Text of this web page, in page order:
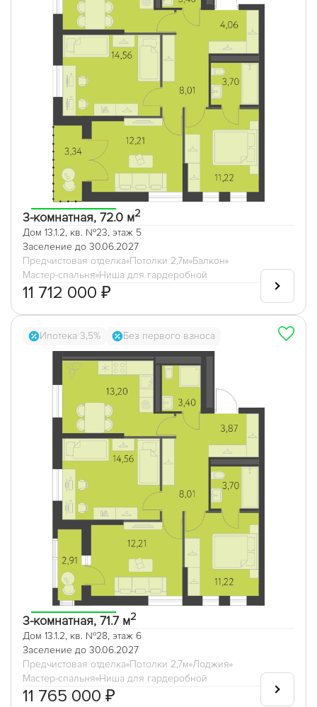
3-комнатная, 72.0 м2
Дом 13.1.2, кв. №23, этаж 5
Заселение до 30.06.2027
Предчистовая отделка Потолки 2,7м Балкон
Мастер-спальня Ниша для гардеробной
11 712 000 ₽
Ипотека 3,5% Без первого взноса
3-комнатная, 71.7 м2
Дом 13.1.2, кв. №28, этаж 6
Заселение до 30.06.2027
Предчистовая отделка Потолки 2,7м Лоджия
Мастер-спальня Ниша для гардеробной
11 765 000 ₽